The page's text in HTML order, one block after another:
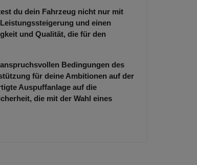
du dein Fahrzeug nicht nur mit
und einen
und Qualität, die für den
Bedingungen des
für deine Ambitionen auf der
Auspuffanlage auf die
die mit der Wahl eines